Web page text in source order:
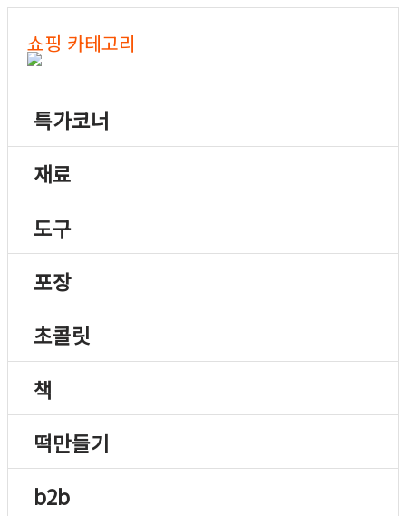
쇼핑 카테고리
특가코너
재료
도구
포장
초콜릿
책
떡만들기
b2b